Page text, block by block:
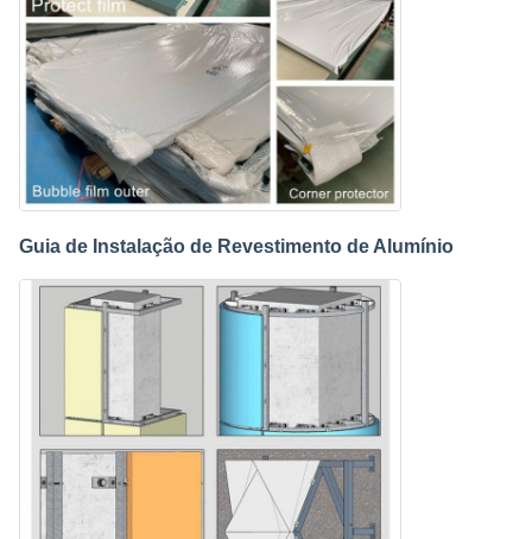
Guia de Instalação de Revestimento de Alumínio